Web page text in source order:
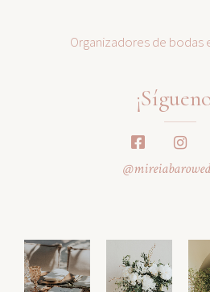
Organizadores de bodas